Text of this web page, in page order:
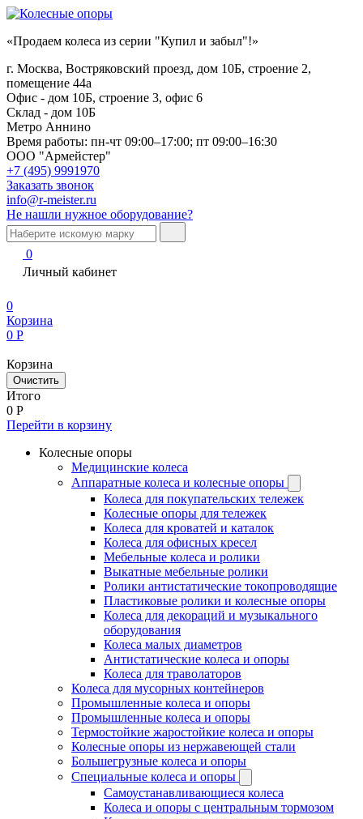
«Продаем колеса из серии "Купил и забыл"!»
г. Москва, Востряковский проезд, дом 10Б, строение 2,
помещение 44а
Офис - дом 10Б, строение 3, офис 6
Склад - дом 10Б
Метро Аннино
Время работы: пн-чт 09:00–17:00; пт 09:00–16:30
ООО "Армейстер"
+7 (495) 9991970
Заказать звонок
info@r-meister.ru
Не нашли нужное оборудование?
0
Личный кабинет
0
Корзина
0 Р
Корзина
Очистить
Итого
0 Р
Перейти в корзину
Колесные опоры
Медицинские колеса
Аппаратные колеса и колесные опоры
Колеса для покупательских тележек
Колесные опоры для тележек
Колеса для кроватей и каталок
Колеса для офисных кресел
Мебельные колеса и ролики
Выкатные мебельные ролики
Ролики антистатические токопроводящие
Пластиковые ролики и колесные опоры
Колеса для декораций и музыкального
оборудования
Колеса малых диаметров
Антистатические колеса и опоры
Колеса для траволаторов
Колеса для мусорных контейнеров
Промышленные колеса и опоры
Промышленные колеса и опоры
Термостойкие жаростойкие колеса и опоры
Колесные опоры из нержавеющей стали
Большегрузные колеса и опоры
Специальные колеса и опоры
Самоустанавливающиеся колеса
Колеса и опоры с центральным тормозом